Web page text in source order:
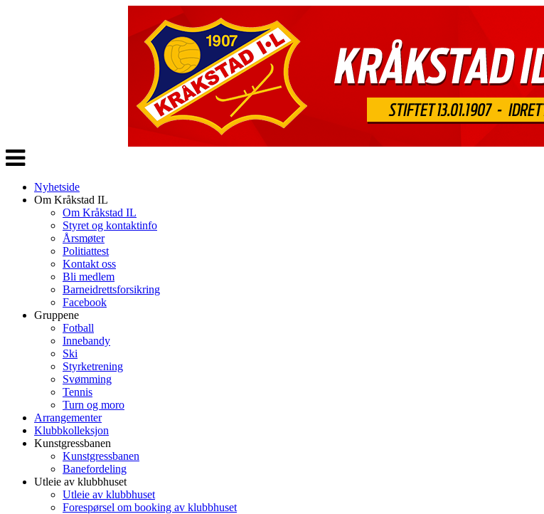
Veksle
navigasjon
Nyhetside
Om Kråkstad IL
Om Kråkstad IL
Styret og kontaktinfo
Årsmøter
Politiattest
Kontakt oss
Bli medlem
Barneidrettsforsikring
Facebook
Gruppene
Fotball
Innebandy
Ski
Styrketrening
Svømming
Tennis
Turn og moro
Arrangementer
Klubbkolleksjon
Kunstgressbanen
Kunstgressbanen
Banefordeling
Utleie av klubbhuset
Utleie av klubbhuset
Forespørsel om booking av klubbhuset